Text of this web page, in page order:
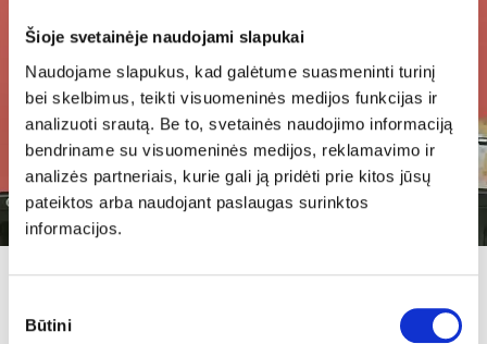
Šioje svetainėje naudojami slapukai
Naudojame slapukus, kad galėtume suasmeninti turinį
bei skelbimus, teikti visuomeninės medijos funkcijas ir
analizuoti srautą. Be to, svetainės naudojimo informaciją
bendriname su visuomeninės medijos, reklamavimo ir
analizės partneriais, kurie gali ją pridėti prie kitos jūsų
pateiktos arba naudojant paslaugas surinktos
informacijos.
pasirinkimas
Būtini
Blog
Affiliate Program
Career
Contacts
Report abuse
Digital Services Act (DSA)